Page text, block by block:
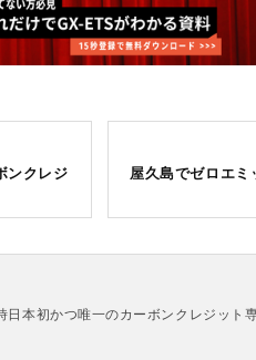
ンクレジ
屋久島でゼロエミ
本初かつ唯一のカーボンクレジット